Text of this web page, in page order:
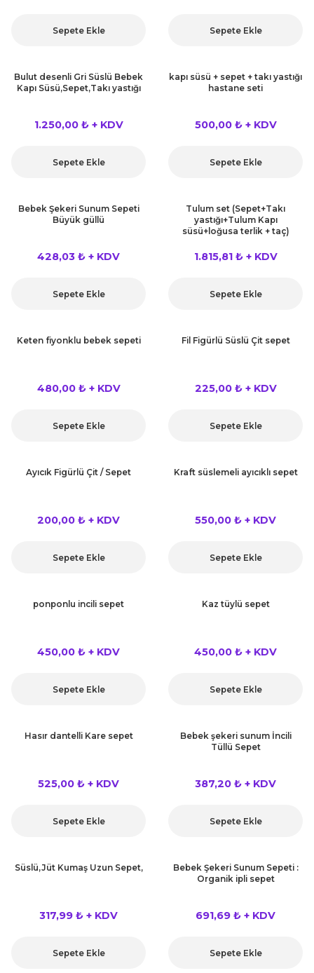
Sepete Ekle Sepete Ekle
Bulut desenli Gri Süslü Bebek
Kapı Süsü,Sepet,Takı yastığı
1.250,00 ₺ + KDV
Sepete Ekle
kapı süsü + sepet + takı yastığı
hastane seti
500,00 ₺ + KDV
Sepete Ekle
Bebek Şekeri Sunum Sepeti
Büyük güllü
428,03 ₺ + KDV
Sepete Ekle
Tulum set (Sepet+Takı
yastığı+Tulum Kapı
süsü+loğusa terlik + taç)
1.815,81 ₺ + KDV
Sepete Ekle
Keten fiyonklu bebek sepeti
480,00 ₺ + KDV
Sepete Ekle
Fil Figürlü Süslü Çit sepet
225,00 ₺ + KDV
Sepete Ekle
Ayıcık Figürlü Çit / Sepet
200,00 ₺ + KDV
Sepete Ekle
Kraft süslemeli ayıcıklı sepet
550,00 ₺ + KDV
Sepete Ekle
ponponlu incili sepet
450,00 ₺ + KDV
Sepete Ekle
Kaz tüylü sepet
450,00 ₺ + KDV
Sepete Ekle
Hasır dantelli Kare sepet
525,00 ₺ + KDV
Sepete Ekle
Bebek şekeri sunum İncili
Tüllü Sepet
387,20 ₺ + KDV
Sepete Ekle
Süslü,Jüt Kumaş Uzun Sepet,
317,99 ₺ + KDV
Sepete Ekle
Bebek Şekeri Sunum Sepeti :
Organik ipli sepet
691,69 ₺ + KDV
Sepete Ekle